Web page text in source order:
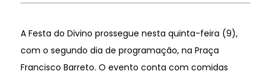
A Festa do Divino prossegue nesta quinta-feira (9),
com o segundo dia de programação, na Praça
Francisco Barreto. O evento conta com comidas